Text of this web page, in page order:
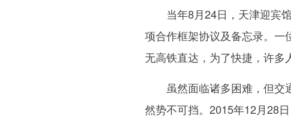
当年8月24日，天津迎宾馆
项合作框架协议及备忘录。
无高铁直达，为了快捷，许
虽然面临诸多困难，但交
然势不可挡。2015年12月28